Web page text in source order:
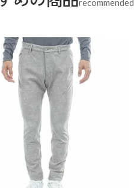
recommended